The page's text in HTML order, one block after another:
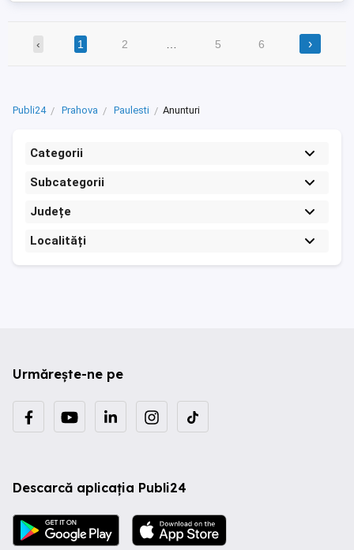
‹ 1 2 5 6 ›
Publi24 Prahova Paulesti Anunturi
Categorii
Subcategorii
Județe
Localități
Urmărește-ne pe
Descarcă aplicația Publi24